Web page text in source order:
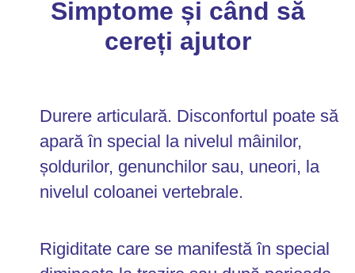
Simptome și când să
cereți ajutor
Durere articulară. Disconfortul poate să
apară în special la nivelul mâinilor,
șoldurilor, genunchilor sau, uneori, la
nivelul coloanei vertebrale.
Rigiditate care se manifestă în special